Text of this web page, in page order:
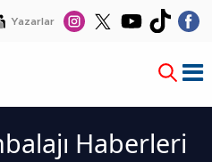
Yazarlar
Haberleri